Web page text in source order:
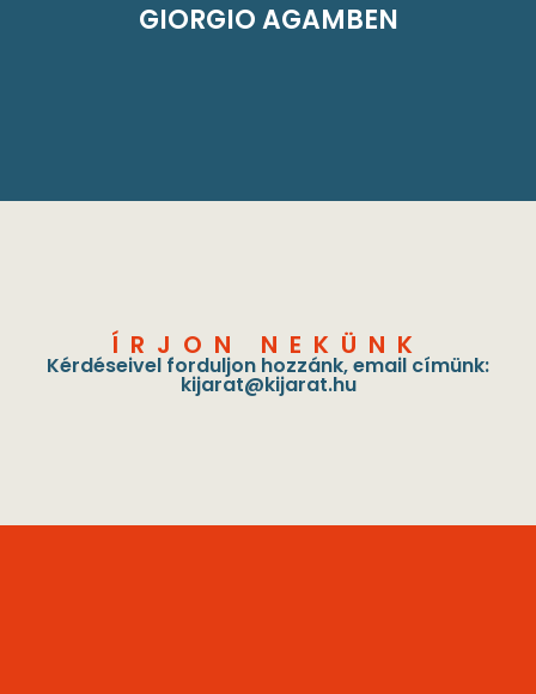
GIORGIO AGAMBEN
ÍRJON NEKÜNK
Kérdéseivel forduljon hozzánk, email címünk:
kijarat@kijarat.hu